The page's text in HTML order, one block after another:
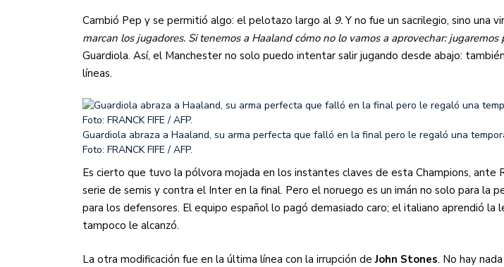
Cambió Pep y se permitió algo: el pelotazo largo al 9. Y no fue un sacrilegio, sino una
marcan los jugadores. Si tenemos a Haaland cómo no lo vamos a aprovechar: jugaremos
Guardiola. Así, el Manchester no solo puedo intentar salir jugando desde abajo:
líneas.
Guardiola abraza a Haaland, su arma perfecta que falló en la final pero le regaló una
Foto: FRANCK FIFE / AFP.
Es cierto que tuvo la pólvora mojada en los instantes claves de esta Champions, ante
serie de semis y contra el Inter en la final. Pero el noruego es un imán no solo para la
para los defensores. El equipo español lo pagó demasiado caro; el italiano aprendió la
tampoco le alcanzó.
La otra modificación fue en la última línea con la irrupción deJohn Stones. No hay